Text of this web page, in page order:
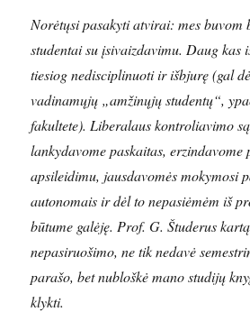
Norėtųsi pasakyti atvirai: mes
studentai su įsivaizdavimu. Daug kas
tiesiog nedisciplinuoti ir išbjurę (gal
vadinamųjų „amžinųjų studentų“,
fakultete). Liberalaus kontroliavimo
lankydavome paskaitas,
apsileidimu, jausdavomės mokymosi
autonomais ir dėl to nepasiėmėm iš
būtume galėję. Prof. G. Študerus
nepasiruošimo, ne tik nedavė
parašo, bet nubloškė mano studijų
klykti.